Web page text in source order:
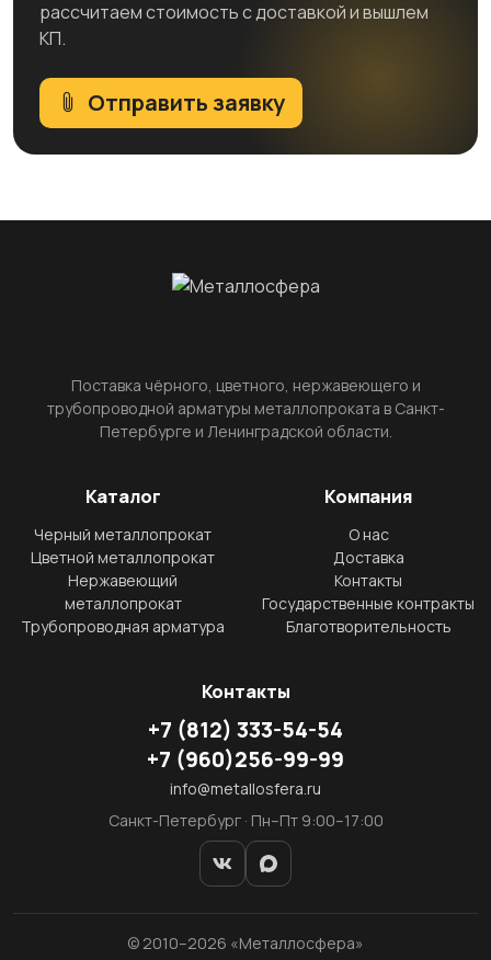
рассчитаем стоимость с доставкой и вышлем
КП.
Отправить заявку
Поставка чёрного, цветного, нержавеющего и
трубопроводной арматуры металлопроката в Санкт-
Петербурге и Ленинградской области.
Каталог
Черный металлопрокат
Цветной металлопрокат
Нержавеющий
металлопрокат
Трубопроводная арматура
Компания
О нас
Доставка
Контакты
Государственные контракты
Благотворительность
Контакты
+7 (812) 333-54-54
+7 (960)256-99-99
info@metallosfera.ru
Санкт-Петербург · Пн–Пт 9:00–17:00
© 2010–2026 «Металлосфера»